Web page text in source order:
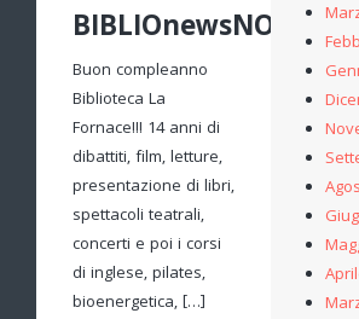
Buon compleanno
Biblioteca La
Fornace!!! 14 anni di
dibattiti, film, letture,
presentazione di libri,
spettacoli teatrali,
concerti e poi i corsi
di inglese, pilates,
bioenergetica, […]